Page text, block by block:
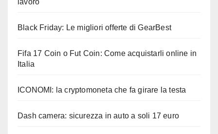
Black Friday: Le migliori offerte di GearBest
Fifa 17 Coin o Fut Coin: Come acquistarli online in
Italia
ICONOMI: la cryptomoneta che fa girare la testa
Dash camera: sicurezza in auto a soli 17 euro